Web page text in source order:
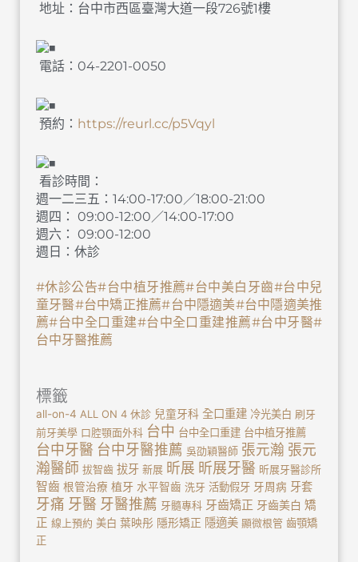
地址：台中市西區臺灣大道一段726號1樓
電話：04-2201-0050
預約： https://reurl.cc/p5Vqyl
看診時間：
週一二三五：14:00-17:00／18:00-21:00
週四： 09:00-12:00／14:00-17:00
週六： 09:00-12:00
週日：休診
#休診公告#台中植牙推薦#台中美白牙齒#台中兒
童牙醫#台中矯正推薦#台中隱適美#台中隱適美推
薦#台中全口重建#台中全口重建推薦#台中牙醫#
台中牙醫推薦
標籤
all-on-4 ALL ON 4 休診 兒童牙科 全口重建 冷光美白 刷牙
前牙美學 口腔顎面外科 台中 台中全口重建 台中植牙推薦
台中牙醫 台中牙醫推薦 吳劭穎醫師 張元瀚 張元
瀚醫師 拔智齒 拔牙 新展 昕展 昕展牙醫 昕展牙醫診所
智齒 根管治療 植牙 水平智齒 洗牙 活動假牙 牙周病 牙套
牙痛 牙醫 牙醫推薦 牙髓專科 牙齒矯正 牙齒美白 矯
正 線上預約 美白 葉映彤 隱形矯正 隱適美 顯微根管 齒顎矯
正